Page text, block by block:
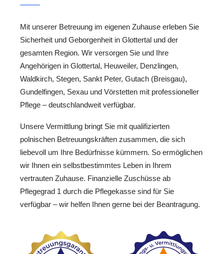
Mit unserer Betreuung im eigenen Zuhause erleben Sie
Sicherheit und Geborgenheit in Glottertal und der
gesamten Region. Wir versorgen Sie und Ihre
Angehörigen in Glottertal, Heuweiler, Denzlingen,
Waldkirch, Stegen, Sankt Peter, Gutach (Breisgau),
Gundelfingen, Sexau und Vörstetten mit professioneller
Pflege – deutschlandweit verfügbar.
Unsere Vermittlung bringt Sie mit qualifizierten
polnischen Betreuungskräften zusammen, die sich
liebevoll um Ihre Bedürfnisse kümmern. So ermöglichen
wir Ihnen ein selbstbestimmtes Leben in Ihrem
vertrauten Zuhause. Finanzielle Zuschüsse ab
Pflegegrad 1 durch die Pflegekasse sind für Sie
verfügbar – wir helfen Ihnen gerne bei der Beantragung.